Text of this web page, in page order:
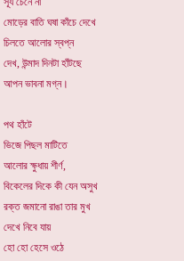
মোড়ের বাতি ঘষা কাঁচে দেখে
চিলতে আলোর স্বপ্ন
দেখ, উন্মাদ দিনটা হাঁটছে
আপন ভাবনা মগ্ন।
পথ হাঁটে
ভিজে পিছল মাটিতে
আলোর ক্ষুধায় শীর্ণ,
বিকেলের দিকে কী যেন অসুখ
রক্ত জমানো রাঙা তার মুখ
দেখে নিবে যায়
হো হো হেসে ওঠে